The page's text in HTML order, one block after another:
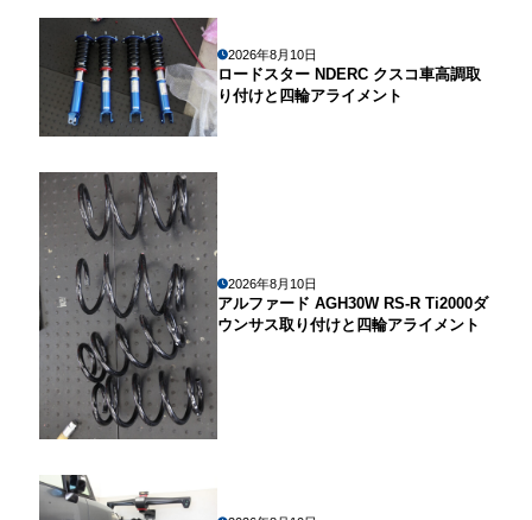
2026年8月10日
ロードスター NDERC クスコ車高調取
り付けと四輪アライメント
2026年8月10日
アルファード AGH30W RS-R Ti2000ダ
ウンサス取り付けと四輪アライメント